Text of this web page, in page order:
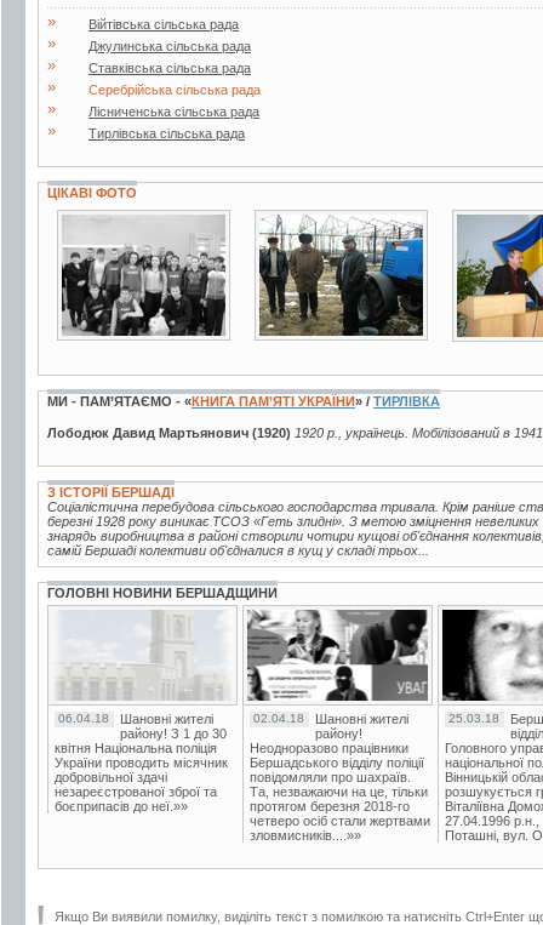
» Війтівська сільська рада
» Джулинська сільська рада
» Ставківська сільська рада
» Серебрійська сільська рада
» Лісниченська сільська рада
» Тирлівська сільська рада
ЦІКАВІ ФОТО
3 фото 4 фото
МИ - ПАМ’ЯТАЄМО - «КНИГА ПАМ’ЯТІ УКРАЇНИ» / ТИРЛІВКА
Лободюк Давид Мартьянович (1920) 1920 р., українець. Мобілізований в
З ІСТОРІЇ БЕРШАДІ
Соціалістична перебудова сільського господарства тривала. Крім раніше
березні 1928 року виникає ТСОЗ «Геть злидні». З метою зміцнення
знарядь виробництва в районі створили чотири кущові об'єднання
самій Бершаді колективи об'єдналися в кущ у складі трьох...
ГОЛОВНІ НОВИНИ БЕРШАДЩИНИ
06.04.18
Шановні жителі
району! З 1 до 30
квітня Національна поліція
України проводить місячник
добровільної здачі
незареєстрованої зброї та
боєприпасів до неї.»»
02.04.18
Шановні жителі
району!
Неодноразово працівники
Бершадського відділу поліції
повідомляли про шахраїв.
Та, незважаючи на це, тільки
протягом березня 2018-го
четверо осіб стали жертвами
зловмисників....»»
25.03.18
Головного
національної
Вінницькій
розшукується
Віталіївна
27.04.1996 р.н.,
Поташні, вул.
Якщо Ви виявили помилку, виділіть текст з помилкою та натисніть Ctrl+Enter